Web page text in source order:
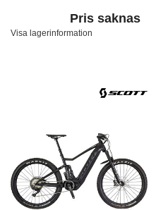
Pris saknas
Visa lagerinformation